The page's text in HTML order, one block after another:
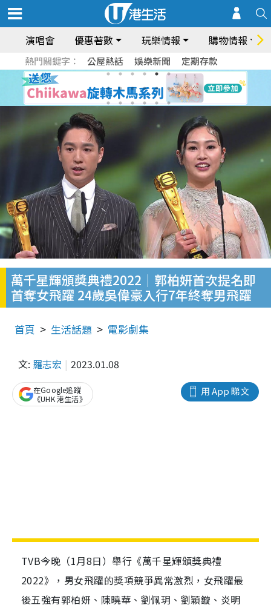
演唱會 優惠著數 玩樂情報 購物情報
熱門關鍵字： 公屋熱話 娛樂新聞 定期存款
萬千星輝頒獎典禮2022｜郭柏妍首次提名即
首奪女飛躍 24歲吳偉豪入行7年終奪男飛躍
首頁 生活話題 電影劇集
文: 羅志宏 2023.01.08
用 App 睇文
在Google追蹤
《UHK 港生活》
TVB今晚（1月8日）舉行《萬千星輝頒獎典禮
2022》，男女飛躍的獎項競爭異常激烈，女飛躍最
後五強有郭柏妍、陳曉華、劉佩玥、劉穎鏇、炎明